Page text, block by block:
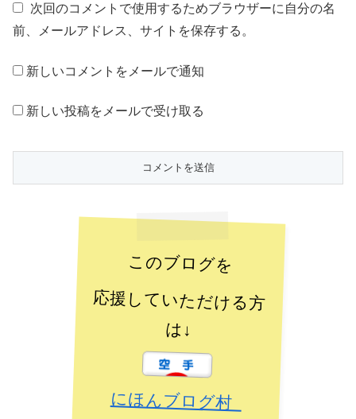
次回のコメントで使用するためブラウザーに自分の名
前、メールアドレス、サイトを保存する。
新しいコメントをメールで通知
新しい投稿をメールで受け取る
このブログを
応援していただける方
は↓
にほんブログ村